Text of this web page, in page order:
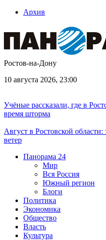
Архив
Ростов-на-Дону
10 августа 2026, 23:00
Учёные рассказали, где в
время шторма
Август в Ростовской
ветер
Панорама 24
Мир
Вся Россия
Южный регион
Блоги
Политика
Экономика
Общество
Власть
Культура